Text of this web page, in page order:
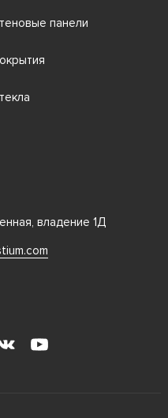
панели
владение 1Д